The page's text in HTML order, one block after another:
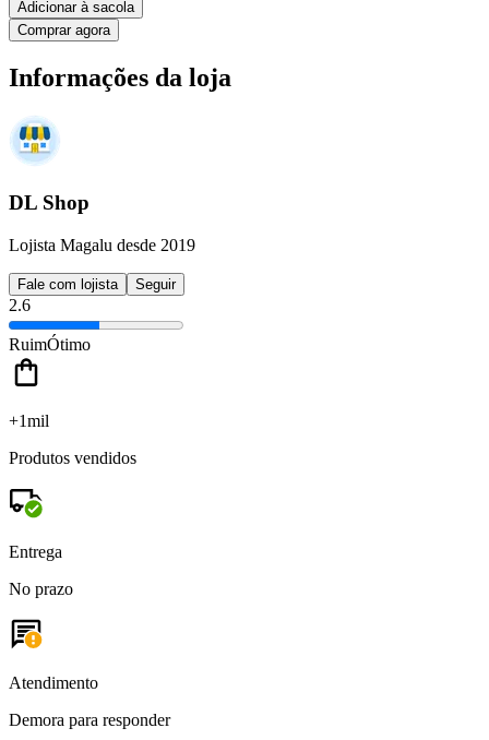
Adicionar à sacola
Comprar agora
Informações da loja
DL Shop
Lojista Magalu desde 2019
Fale com lojista Seguir
2.6
RuimÓtimo
+1mil
Produtos vendidos
Entrega
No prazo
Atendimento
Demora para responder